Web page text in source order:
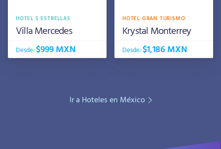
HOTEL 5 ESTRELLAS
Villa Mercedes
Desde:$999 MXN
HOTEL GRAN TURISMO
Krystal Monterrey
Desde:$1,186 MXN
Ir a Hoteles en México